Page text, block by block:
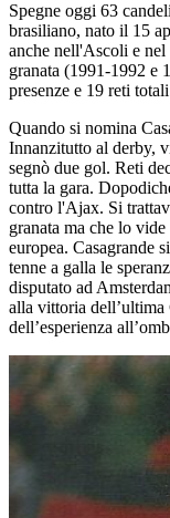
Spegne oggi 63
brasiliano, nato il 15
anche nell'Ascoli e
granata (1991-1992 e
presenze e 19 reti
Quando si nomina
Innanzitutto al derby,
segnò due gol. Reti
tutta la gara.
contro l'Ajax. Si
granata ma che lo
europea. Casagrande
tenne a galla le
disputato ad
alla vittoria
dell’esperienza